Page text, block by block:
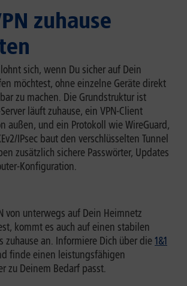
zuhause
lohnt sich, wenn Du sicher auf Dein
möchtest, ohne einzelne Geräte direkt
zu machen. Die Grundstruktur ist
läuft zuhause, ein VPN-Client
außen, und ein Protokoll wie WireGuard,
IPsec baut den verschlüsselten Tunnel
zusätzlich sichere Passwörter, Updates
Konfiguration.
von unterwegs auf Dein Heimnetz
kommt es auch auf einen stabilen
zuhause an. Informiere Dich über die1&1
finde einen leistungsfähigen
zu Deinem Bedarf passt.